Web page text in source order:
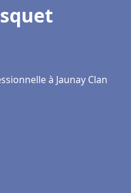
à Jaunay Clan